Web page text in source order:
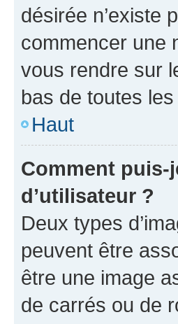
désirée n’existe
commencer une
vous rendre sur
bas de toutes
Haut
Comment puis-
d’utilisateur ?
Deux types
peuvent être
être une image
de carrés ou de